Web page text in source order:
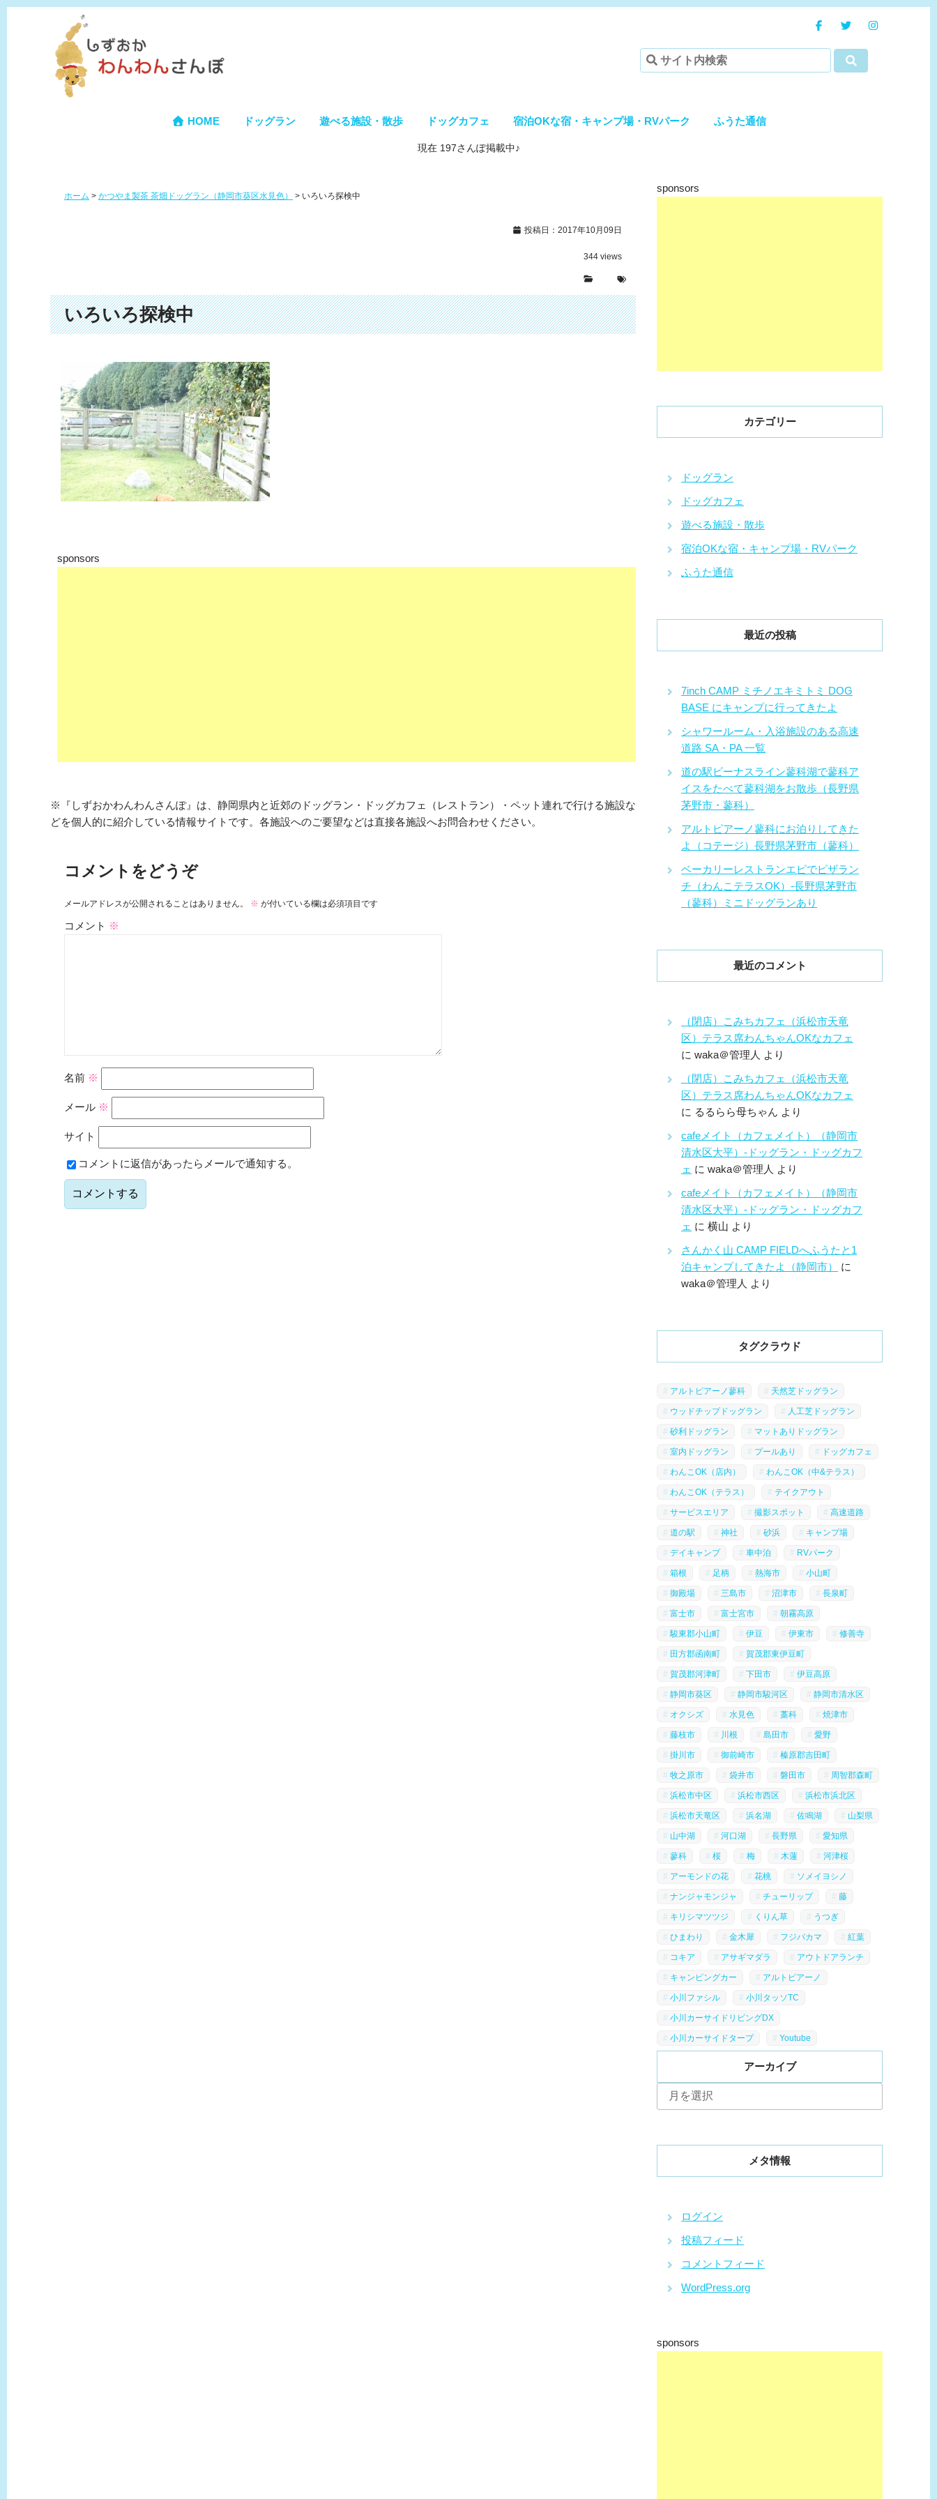
HOME ドッグラン 遊べる施設・散歩 ドッグカフェ 宿泊OKな宿・キャンプ場・RVパーク ふうた通信
現在 197さんぽ掲載中♪
ホーム > かつやま製茶 茶畑ドッグラン（静岡市葵区水見色） > いろいろ探検中
投稿日：2017年10月09日
344 views
いろいろ探検中
sponsors
※『しずおかわんわんさんぽ』は、静岡県内と近郊のドッグラン・ドッグカフェ（レストラン）・ペット連れで行ける施設な
どを個人的に紹介している情報サイトです。各施設へのご要望などは直接各施設へお問合わせください。
コメントをどうぞ
メールアドレスが公開されることはありません。 ※ が付いている欄は必須項目です
コメント ※
名前 ※
メール ※
サイト
コメントに返信があったらメールで通知する。
sponsors
カテゴリー
ドッグラン
ドッグカフェ
遊べる施設・散歩
宿泊OKな宿・キャンプ場・RVパーク
ふうた通信
最近の投稿
7inch CAMP ミチノエキミトミ DOG
BASE にキャンプに行ってきたよ
シャワールーム・入浴施設のある高速
道路 SA・PA 一覧
道の駅ビーナスライン蓼科湖で蓼科ア
イスをたべて蓼科湖をお散歩（長野県
茅野市・蓼科）
アルトピアーノ蓼科にお泊りしてきた
よ（コテージ）長野県茅野市（蓼科）
ベーカリーレストランエピでピザラン
チ（わんこテラスOK）-長野県茅野市
（蓼科）ミニドッグランあり
最近のコメント
（閉店）こみちカフェ（浜松市天竜
区）テラス席わんちゃんOKなカフェ
に waka＠管理人 より
（閉店）こみちカフェ（浜松市天竜
区）テラス席わんちゃんOKなカフェ
に るるらら母ちゃん より
cafeメイト（カフェメイト）（静岡市
清水区大平）-ドッグラン・ドッグカフ
ェ に waka＠管理人 より
cafeメイト（カフェメイト）（静岡市
清水区大平）-ドッグラン・ドッグカフ
ェ に 横山 より
さんかく山 CAMP FIELDへふうたと1
泊キャンプしてきたよ（静岡市）
に
waka＠管理人 より
タグクラウド
アルトピアーノ蓼科 天然芝ドッグラン
ウッドチップドッグラン 人工芝ドッグラン
砂利ドッグラン マットありドッグラン
室内ドッグラン プールあり ドッグカフェ
わんこOK（店内） わんこOK（中&テラス）
わんこOK（テラス） テイクアウト
サービスエリア 撮影スポット 高速道路
道の駅 神社 砂浜 キャンプ場
デイキャンプ 車中泊 RVパーク
箱根 足柄 熱海市 小山町
御殿場 三島市 沼津市 長泉町
富士市 富士宮市 朝霧高原
駿東郡小山町 伊豆 伊東市 修善寺
田方郡函南町 賀茂郡東伊豆町
賀茂郡河津町 下田市 伊豆高原
静岡市葵区 静岡市駿河区 静岡市清水区
オクシズ 水見色 藁科 焼津市
藤枝市 川根 島田市 愛野
掛川市 御前崎市 榛原郡吉田町
牧之原市 袋井市 磐田市 周智郡森町
浜松市中区 浜松市西区 浜松市浜北区
浜松市天竜区 浜名湖 佐鳴湖 山梨県
山中湖 河口湖 長野県 愛知県
蓼科 桜 梅 木蓮 河津桜
アーモンドの花 花桃 ソメイヨシノ
ナンジャモンジャ チューリップ 藤
キリシマツツジ くりん草 うつぎ
ひまわり 金木犀 フジバカマ 紅葉
コキア アサギマダラ アウトドアランチ
キャンピングカー アルトピアーノ
小川ファシル 小川タッソTC
小川カーサイドリビングDX
小川カーサイドタープ Youtube
アーカイブ
ー
メタ情報
ログイン
投稿フィード
コメントフィード
WordPress.org
sponsors